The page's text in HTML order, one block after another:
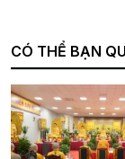
CÓ THỂ BẠN